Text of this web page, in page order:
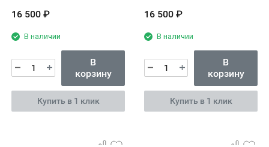
16 500 ₽
В наличии
В
корзину
Купить в 1 клик
16 500 ₽
В наличии
В
корзину
Купить в 1 клик